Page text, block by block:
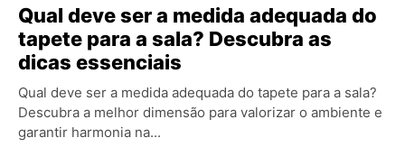
Qual deve ser a medida adequada do
tapete para a sala? Descubra as
dicas essenciais
Qual deve ser a medida adequada do tapete para a sala?
Descubra a melhor dimensão para valorizar o ambiente e
garantir harmonia na...